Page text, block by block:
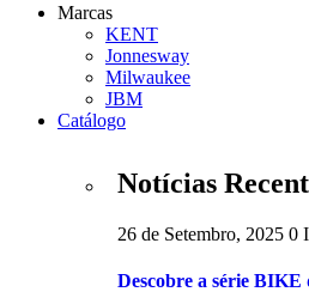
Marcas
KENT
Jonnesway
Milwaukee
JBM
Catálogo
Notícias
26 de Setembro, 2025 0
Descobre a série